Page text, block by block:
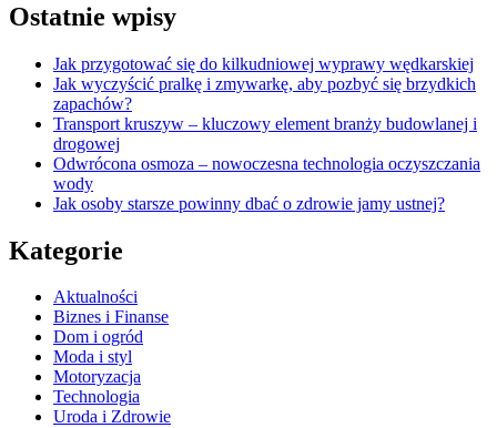
Ostatnie wpisy
Jak przygotować się do kilkudniowej wyprawy wędkarskiej
Jak wyczyścić pralkę i zmywarkę, aby pozbyć się brzydkich
zapachów?
Transport kruszyw – kluczowy element branży budowlanej i
drogowej
Odwrócona osmoza – nowoczesna technologia oczyszczania
wody
Jak osoby starsze powinny dbać o zdrowie jamy ustnej?
Kategorie
Aktualności
Biznes i Finanse
Dom i ogród
Moda i styl
Motoryzacja
Technologia
Uroda i Zdrowie